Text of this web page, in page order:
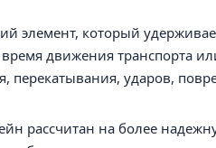
элемент, который
движения транспорта
перекатывания, ударов,
рассчитан на более